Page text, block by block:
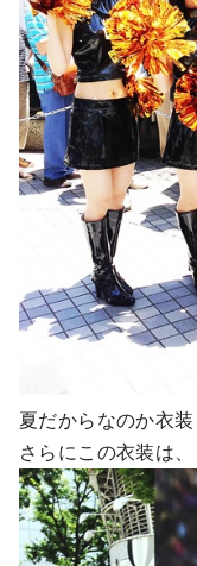
夏だからなのか衣
さらにこの衣装は